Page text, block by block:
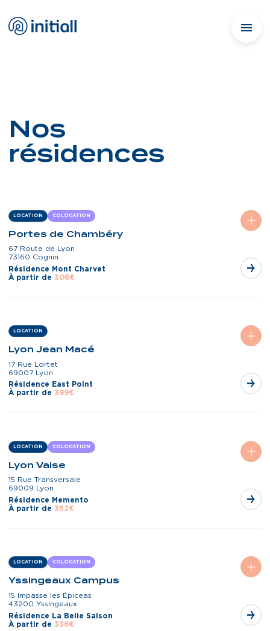
Nos
résidences
LOCATION COLOCATION
Portes de Chambéry
67 Route de Lyon
73160 Cognin
Résidence Mont Charvet
À partir de 306€
LOCATION
Lyon Jean Macé
17 Rue Lortet
69007 Lyon
Résidence East Point
À partir de 399€
LOCATION COLOCATION
Lyon Vaise
15 Rue Transversale
69009 Lyon
Résidence Memento
À partir de 352€
LOCATION COLOCATION
Yssingeaux Campus
15 Impasse les Épiceas
43200 Yssingeaux
Résidence La Belle Saison
À partir de 336€